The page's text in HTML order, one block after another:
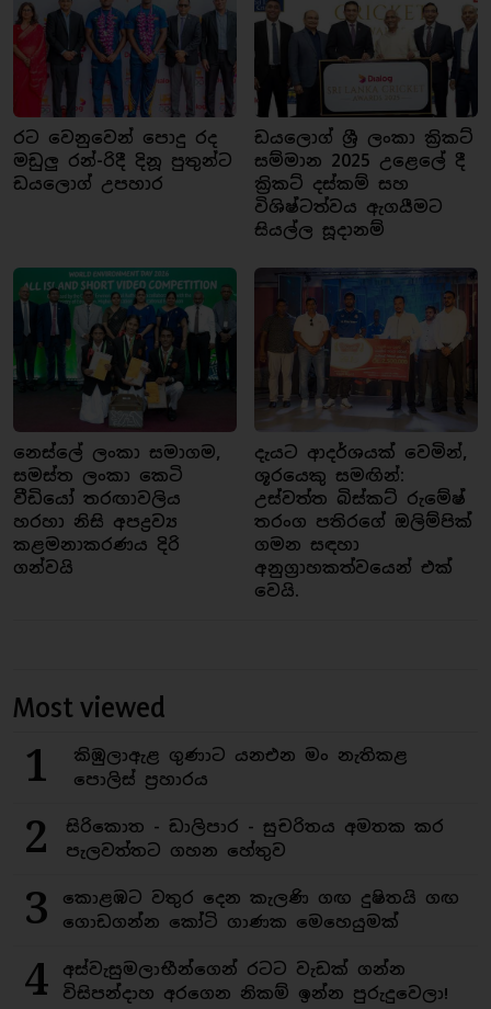
රට වෙනුවෙන් පොදු රද
මඩුලු රන්-රිදී දිනූ පුතුන්ට
ඩයලොග් උපහාර
ඩයලොග් ශ්‍රී ලංකා ක්‍රිකට්
සම්මාන 2025 උළෙලේ දී
ක්‍රිකට් දස්කම් සහ
විශිෂ්ටත්වය ඇගයීමට
සියල්ල සූදානම්
නෙස්ලේ ලංකා සමාගම,
සමස්ත ලංකා කෙටි
වීඩියෝ තරඟාවලිය
හරහා නිසි අපද්‍රව්‍ය
කළමනාකරණය දිරි
ගන්වයි
දැයට ආදර්ශයක් වෙමින්,
ශූරයෙකු සමඟින්:
උස්වත්ත බිස්කට් රුමේෂ්
තරංග පතිරගේ ඔලිම්පික්
ගමන සඳහා
අනුග්‍රාහකත්වයෙන් එක්
වෙයි.
Most viewed
1
කිඹුලාඇළ ගුණාට යනඑන මං නැතිකළ
පොලිස් ප්‍රහාරය
2
සිරිකොත - ඩාලිපාර - සුචරිතය අමතක කර
පැලවත්තට ගහන හේතුව
3
කොළඹට වතුර දෙන කැලණි ගඟ දුෂිතයි ගඟ
ගොඩගන්න කෝටි ගාණක මෙහෙයුමක්
4
අස්වැසුමලාභීන්ගෙන් රටට වැඩක් ගන්න
විසිපන්දාහ අරගෙන නිකම් ඉන්න පුරුදුවෙලා!